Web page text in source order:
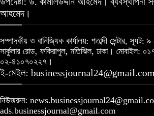
আহমেদ।
সম্পাদকীয় ও বানিজ্যিক কার্যালয়: শতাব্দী সেন্টার,
সার্কুলার রোড, ফকিরাপুল, মতিঝিল, ঢাকা।
০২-৪১০৭০২২৭।
ই-মেইল: businessjournal24@gmail.com
নিউজরুম:
ads.businessjournal@gmail.com